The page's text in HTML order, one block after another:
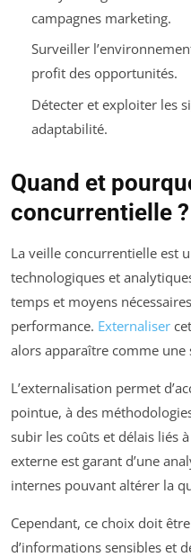
campagnes marketing.
Surveiller
profit des opportunités.
Détecter et exploiter les
adaptabilité.
Quand et
concurrentielle
La veille concurrentielle est
technologiques et
temps et moyens
performance. Externaliser
alors apparaître comme
L’externalisation permet
pointue, à des
subir les coûts et délais liés
externe est garant d’une
internes pouvant altérer la
Cependant, ce choix doit
d’informations sensibles et